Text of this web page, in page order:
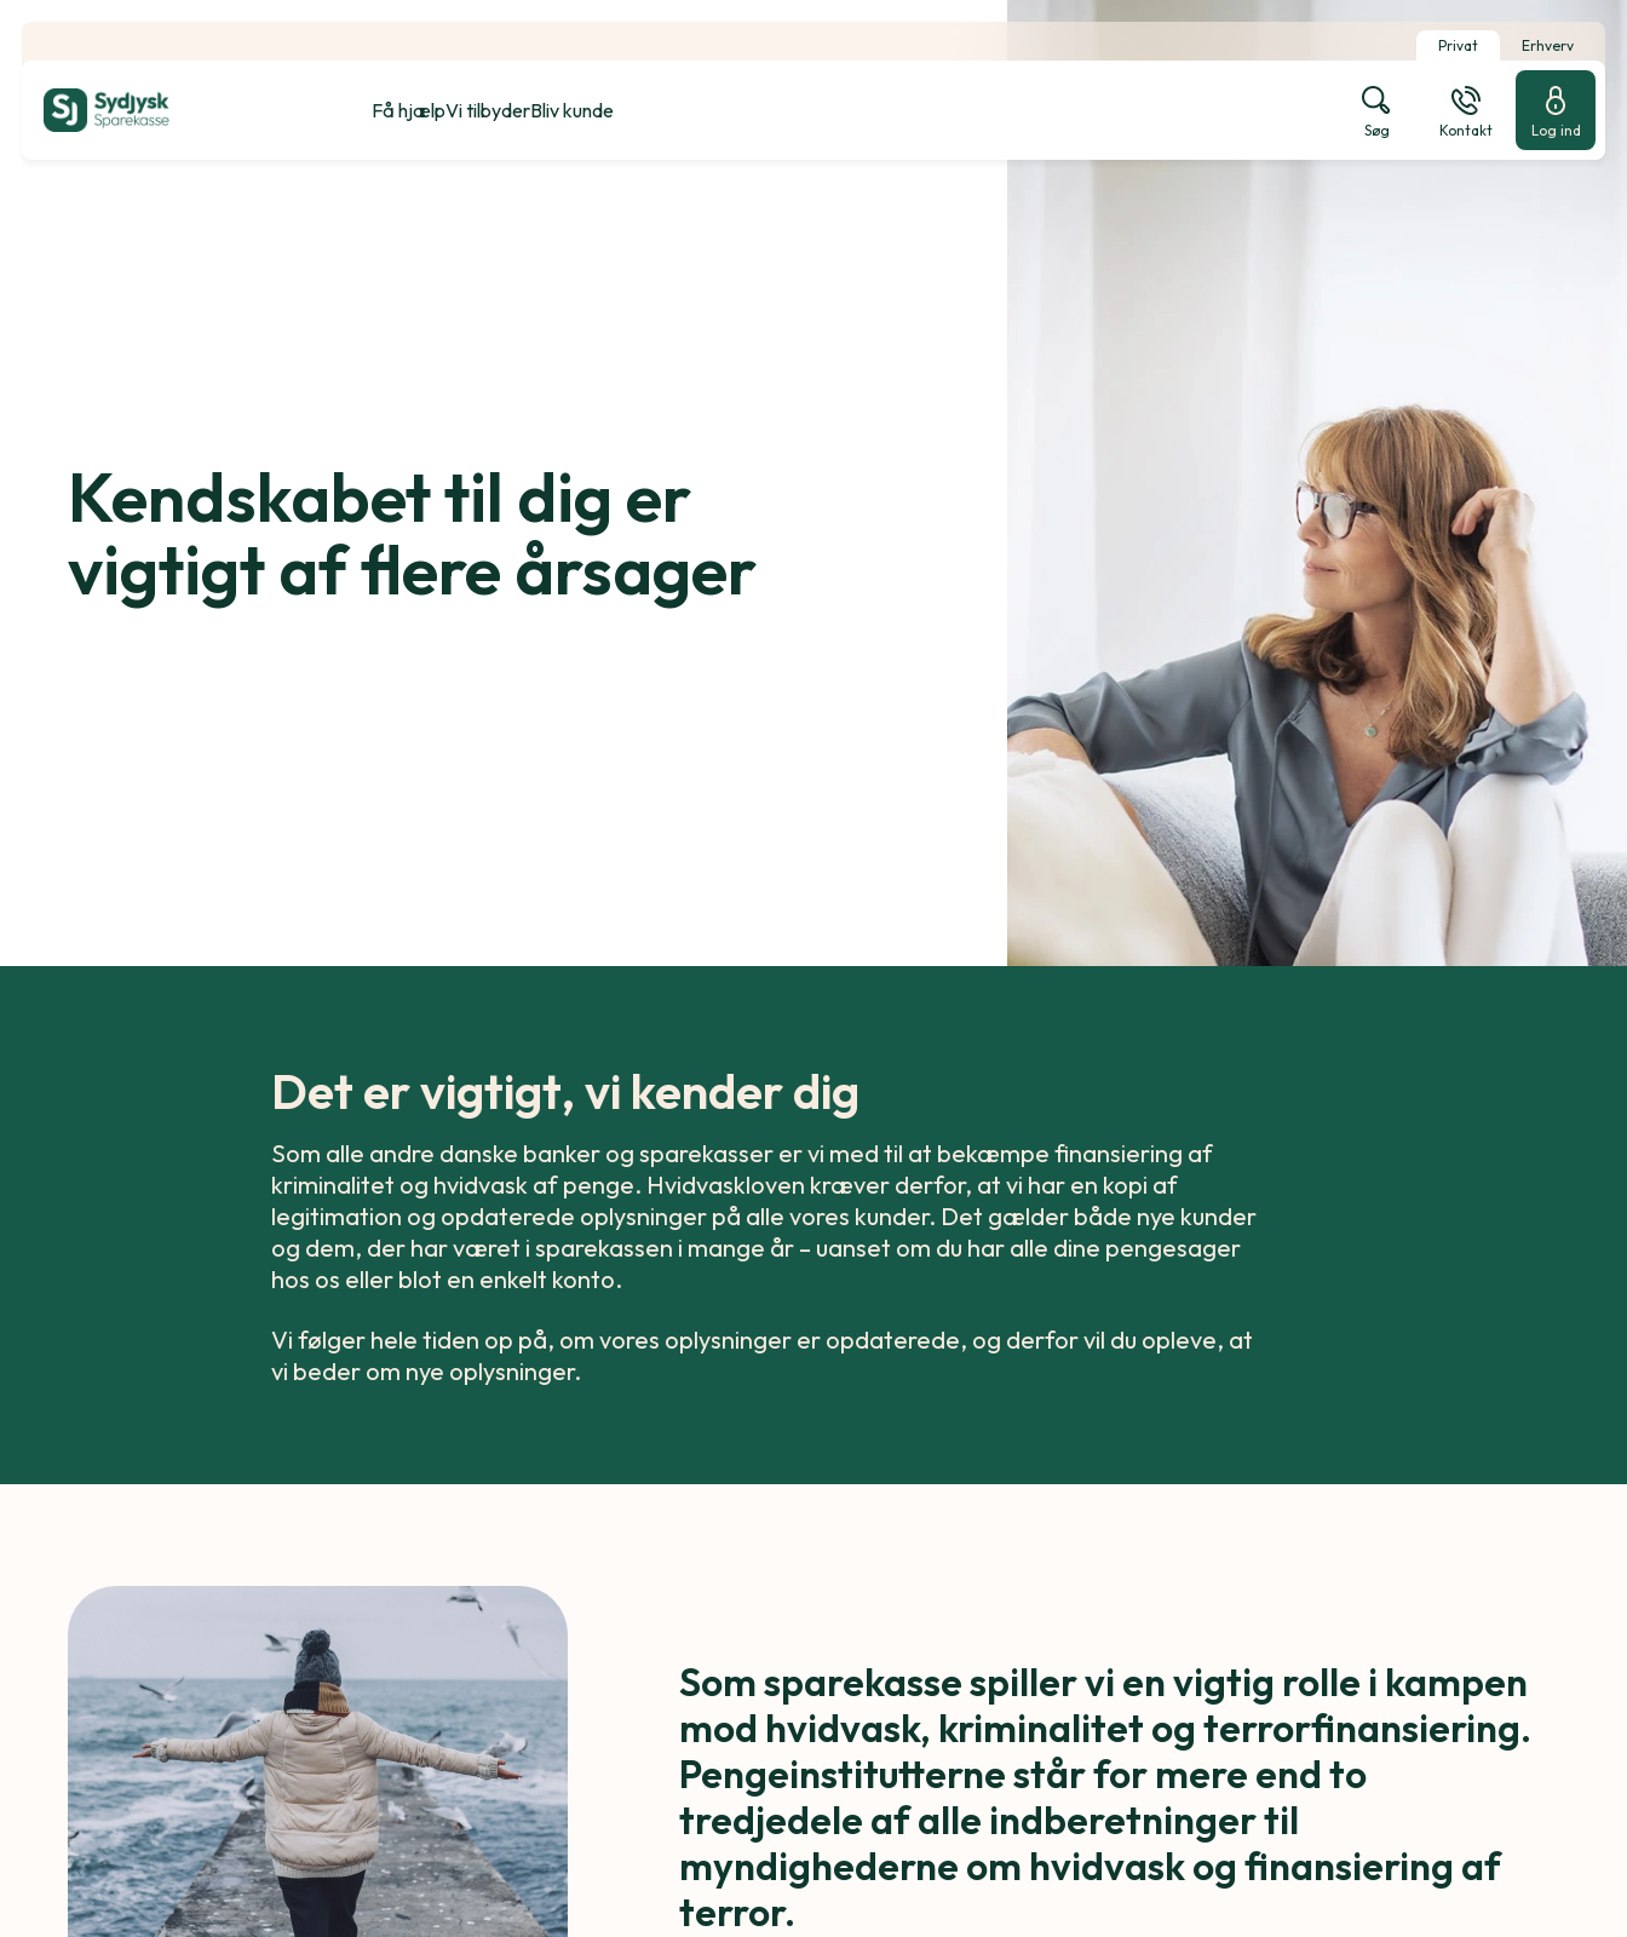
Privat Erhverv
Få hjælpVi tilbyderBliv kunde
Søg Kontakt Log ind
Kendskabet til dig er
vigtigt af flere årsager
Det er vigtigt, vi kender dig
Som alle andre danske banker og sparekasser er vi med til at bekæmpe finansiering af
kriminalitet og hvidvask af penge. Hvidvaskloven kræver derfor, at vi har en kopi af
legitimation og opdaterede oplysninger på alle vores kunder. Det gælder både nye kunder
og dem, der har været i sparekassen i mange år – uanset om du har alle dine pengesager
hos os eller blot en enkelt konto.
Vi følger hele tiden op på, om vores oplysninger er opdaterede, og derfor vil du opleve, at
vi beder om nye oplysninger.
Som sparekasse spiller vi en vigtig rolle i kampen
mod hvidvask, kriminalitet og terrorfinansiering.
Pengeinstitutterne står for mere end to
tredjedele af alle indberetninger til
myndighederne om hvidvask og finansiering af
terror.